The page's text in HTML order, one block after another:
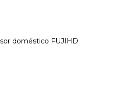
doméstico FUJIHD